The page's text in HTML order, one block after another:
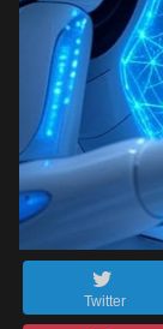
Twitter